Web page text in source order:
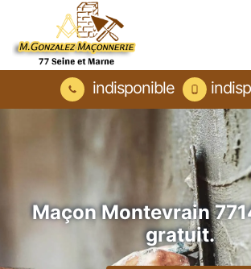
indisponible
Maçon Montevrain
gratuit.